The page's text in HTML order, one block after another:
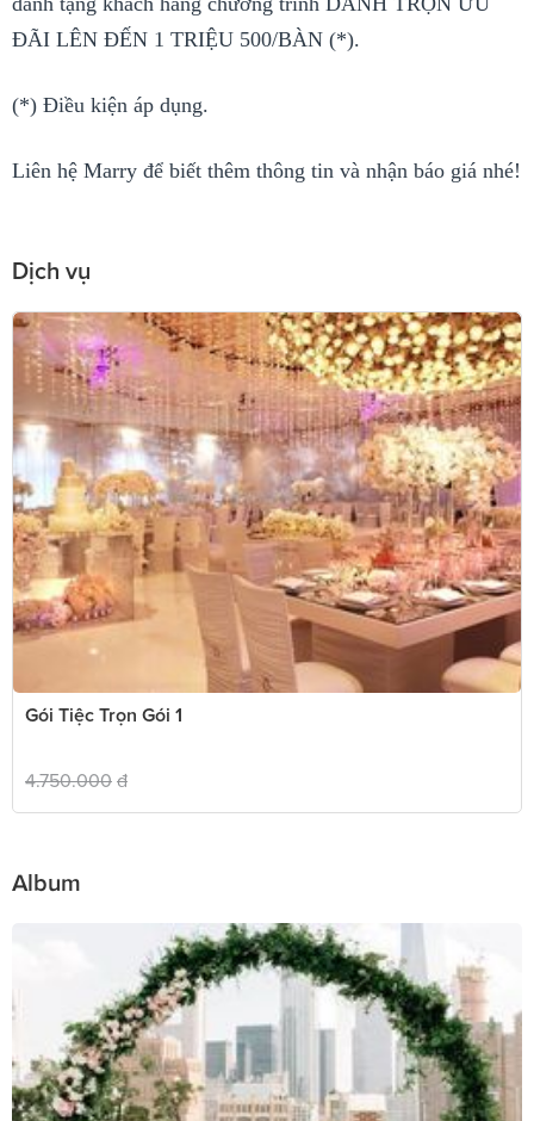
ĐÃI LÊN ĐẾN 1 TRIỆU 500/BÀN (*).
(*) Điều kiện áp dụng.
Liên hệ Marry để biết thêm thông tin và nhận báo giá nhé!
Dịch vụ
Gói Tiệc Trọn Gói 1
4.750.000 đ
Album